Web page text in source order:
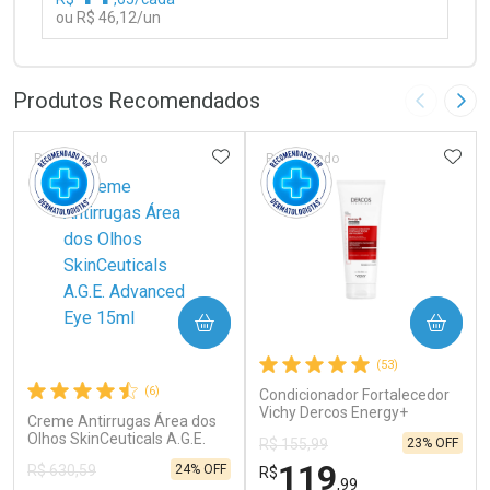
ou R$ 46,12/un
Laboratório
Ativar Desconto
Por R$ 46,12/cada
Por Menos
Por R$ 46,12/cada
Produtos Recomendados Imagem
(6)
Creme Antirrugas Área dos
Olhos SkinCeuticals A.G.E.
Patrocinado
R$ 630,59
24% OFF
ADICIONAR AOS FAVORITOS
COMPRAR
(53)
Condicionador Fortalecedor
Vichy Dercos Energy+
Patrocinado
R$ 155,99
R$119,99
23% OFF
COMPRAR